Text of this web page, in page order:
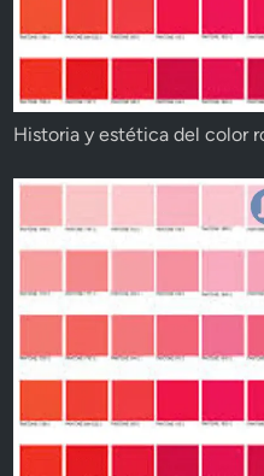
Historia y estética del color